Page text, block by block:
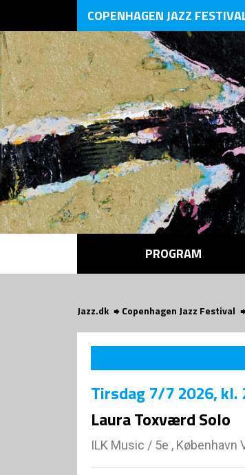
COPENHAGEN JAZZ
PROGRAM
Jazz.dk Copenhagen Jazz Festival
Tirsdag7/7 2026, kl.
Laura Toxværd Solo
ILK Music / 5e , København